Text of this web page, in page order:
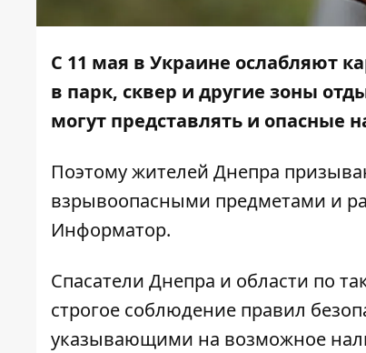
С 11 мая в Украине ослабляют
в парк, сквер и другие зоны
могут представлять и опасные
Поэтому жителей Днепра
взрывоопасными предметами и
Информатор.
Спасатели Днепра и области по
строгое соблюдение правил
указывающими на возможное